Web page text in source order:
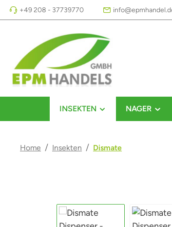
Hauptinhalt springen
Zur Suche springen
Zur Hauptnavigation springen
+49 208 - 37739770
INSEKTEN NAGER
Home / Insekten / Dismate
Bildergalerie überspringen